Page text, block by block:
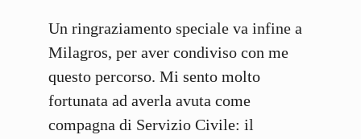
Un ringraziamento speciale va infine a
Milagros, per aver condiviso con me
questo percorso. Mi sento molto
fortunata ad averla avuta come
compagna di Servizio Civile: il